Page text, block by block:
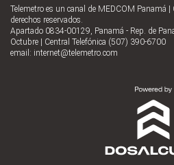
Telemetro es un canal de MEDCOM Panamá
derechos reservados.
Apartado 0834-00129, Panamá - Rep. de
Octubre | Central Telefónica (507) 390-6700
email: internet@telemetro.com